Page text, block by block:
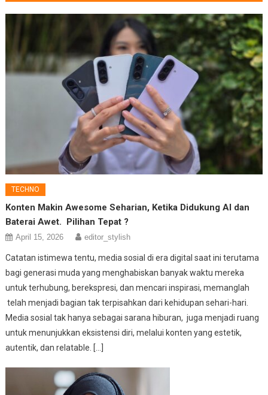
TECHNO
Konten Makin Awesome Seharian, Ketika Didukung AI dan
Baterai Awet. Pilihan Tepat ?
April 15, 2026 editor_stylish
Catatan istimewa tentu, media sosial di era digital saat ini terutama
bagi generasi muda yang menghabiskan banyak waktu mereka
untuk terhubung, berekspresi, dan mencari inspirasi, memanglah
telah menjadi bagian tak terpisahkan dari kehidupan sehari-hari.
Media sosial tak hanya sebagai sarana hiburan, juga menjadi ruang
untuk menunjukkan eksistensi diri, melalui konten yang estetik,
autentik, dan relatable. […]